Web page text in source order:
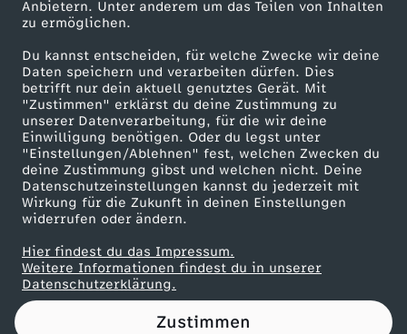
Anbietern. Unter anderem um das Teilen von Inhalten
zu ermöglichen.
Du kannst entscheiden, für welche Zwecke wir deine
Daten speichern und verarbeiten dürfen. Dies
betrifft nur dein aktuell genutztes Gerät. Mit
"Zustimmen" erklärst du deine Zustimmung zu
unserer Datenverarbeitung, für die wir deine
Einwilligung benötigen. Oder du legst unter
"Einstellungen/Ablehnen" fest, welchen Zwecken du
deine Zustimmung gibst und welchen nicht. Deine
Datenschutzeinstellungen kannst du jederzeit mit
Wirkung für die Zukunft in deinen Einstellungen
widerrufen oder ändern.
Hier findest du das Impressum.
Weitere Informationen findest du in unserer
Datenschutzerklärung.
Zustimmen
e
r
d
a
n
n
?
Karriere
ZDF goes Schule
Werbefernsehen
Mainzelmännchen
Partner